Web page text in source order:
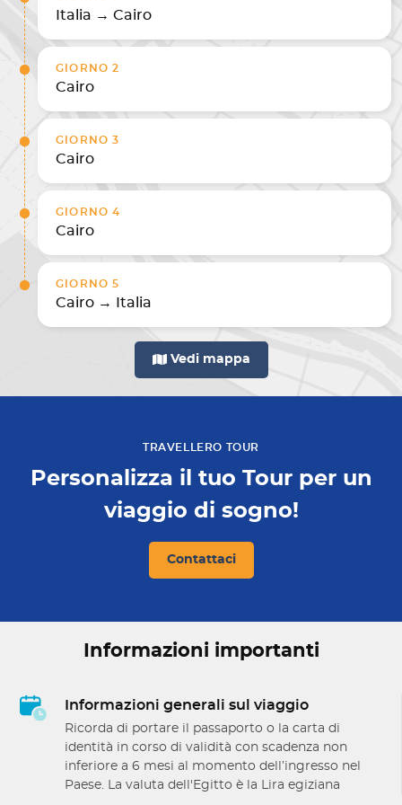
Italia → Cairo
GIORNO 2
Cairo
GIORNO 3
Cairo
GIORNO 4
Cairo
GIORNO 5
Cairo → Italia
Vedi mappa
TRAVELLERO TOUR
Personalizza il tuo Tour per un
viaggio di sogno!
Contattaci
Informazioni importanti
Informazioni generali sul viaggio
Ricorda di portare il passaporto o la carta di
identità in corso di validità con scadenza non
inferiore a 6 mesi al momento dell’ingresso nel
Paese. La valuta dell'Egitto è la Lira egiziana